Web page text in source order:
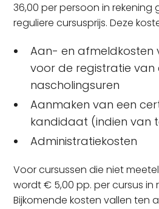
36,00 per persoon in
reguliere cursusprijs. Deze
Aan- en afmeldkosten
voor de registratie van
nascholingsuren
Aanmaken van een
kandidaat (indien van
Administratiekosten
Voor cursussen die niet
wordt € 5,00 pp. per cursus in
Bijkomende kosten vallen ten